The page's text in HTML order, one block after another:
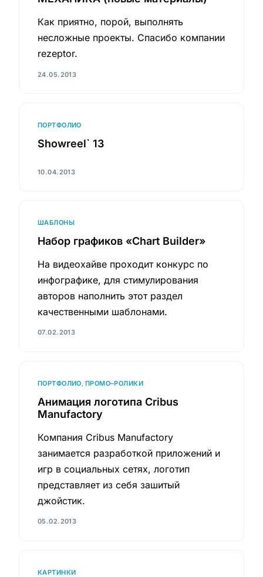
Как приятно, порой, выполнять
несложные проекты. Спасибо компании
rezeptor.
24.05.2013
ПОРТФОЛИО
Showreel` 13
10.04.2013
ШАБЛОНЫ
Набор графиков «Chart Builder»
На видеохайве проходит конкурс по
инфографике, для стимулирования
авторов наполнить этот раздел
качественными шаблонами.
07.02.2013
ПОРТФОЛИО ПРОМО–РОЛИКИ
Анимация логотипа Cribus
Manufactory
Компания Cribus Manufactory
занимается разработкой приложений и
игр в социальных сетях, логотип
представляет из себя зашитый
джойстик.
05.02.2013
КАРТИНКИ